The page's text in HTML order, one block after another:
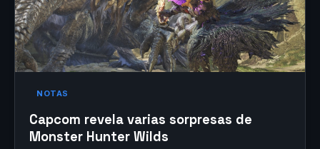
NOTAS
Capcom revela varias sorpresas de
Monster Hunter Wilds